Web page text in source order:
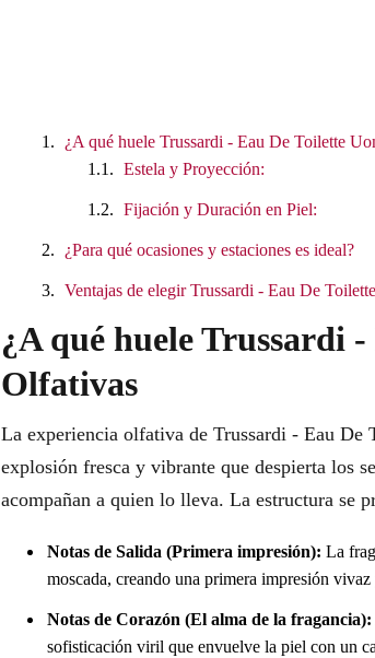
¿A qué huele Trussardi - Eau De Toilette
Estela y Proyección:
Fijación y Duración en Piel:
¿Para qué ocasiones y estaciones es ideal?
Ventajas de elegir Trussardi - Eau De
¿A qué huele Trussardi
Olfativas
La experiencia olfativa de Trussardi - Eau De
explosión fresca y vibrante que despierta los
acompañan a quien lo lleva. La estructura se
Notas de Salida (Primera impresión): La
moscada, creando una primera impresión
Notas de Corazón (El alma de la fragancia):
sofisticación viril que envuelve la piel con un